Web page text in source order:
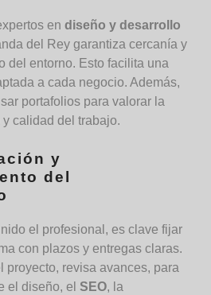
en diseño y desarrollo
del Rey garantiza cercanía y
del entorno. Esto facilita una
a cada negocio. Además,
portafolios para valorar la
y calidad del trabajo.
y
del
el profesional, es clave fijar
con plazos y entregas claras.
proyecto, revisa avances, para
el diseño, el SEO, la